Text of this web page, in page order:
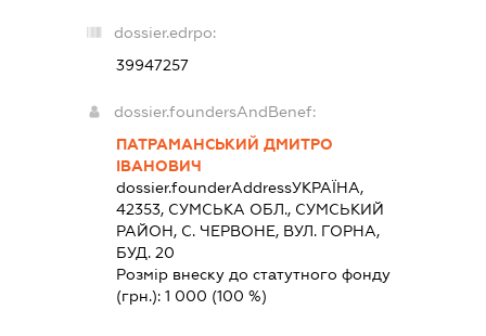
dossier.edrpo:
39947257
dossier.foundersAndBenef:
ПАТРАМАНСЬКИЙ ДМИТРО
ІВАНОВИЧ
dossier.founderAddressУКРАЇНА,
42353, СУМСЬКА ОБЛ., СУМСЬКИЙ
РАЙОН, С. ЧЕРВОНЕ, ВУЛ. ГОРНА,
БУД. 20
Розмір внеску до статутного фонду
(грн.): 1 000 (100 %)